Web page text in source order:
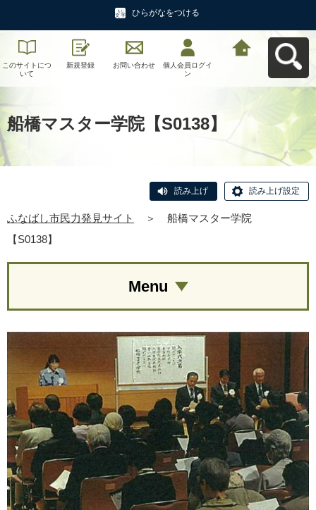
ひらがなをつける
このサイトにつ
いて
新規登録 お問い合わせ
個人会員ログイ
ン
船橋マスター学院【S0138】
読み上げ 読み上げ設定
ふなばし市民力発見サイト ＞
船橋マスター学院
【S0138】
Menu